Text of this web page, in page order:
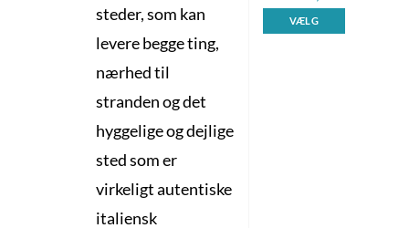
steder, som kan
levere begge ting,
nærhed til
stranden og det
hyggelige og dejlige
sted som er
virkeligt autentiske
italiensk
VÆLG